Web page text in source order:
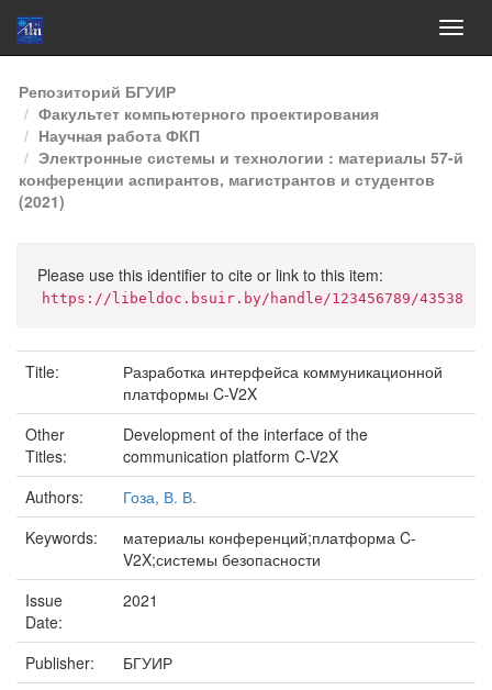
Skip
navigation
Репозиторий БГУИР
Факультет компьютерного проектирования
Научная работа ФКП
Электронные системы и технологии : материалы 57-й
конференции аспирантов, магистрантов и студентов
(2021)
Please use this identifier to cite or link to this item:
https://libeldoc.bsuir.by/handle/123456789/43538
Title:
Разработка интерфейса коммуникационной
платформы C-V2X
Other
Titles:
Development of the interface of the
communication platform C-V2X
Authors:
Гоза, В. В.
Keywords:
материалы конференций;платформа C-
V2X;системы безопасности
Issue
Date:
2021
Publisher:
БГУИР